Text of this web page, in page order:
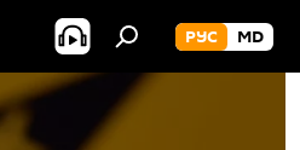
РУС MD